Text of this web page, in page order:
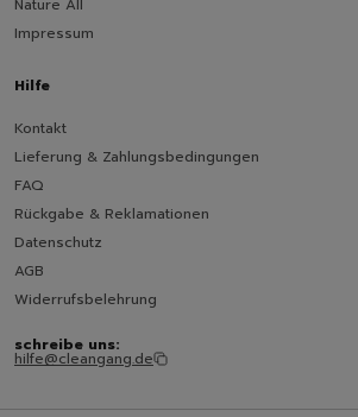
Nature All
Impressum
Hilfe
Kontakt
Lieferung & Zahlungsbedingungen
FAQ
Rückgabe & Reklamationen
Datenschutz
AGB
Widerrufsbelehrung
schreibe uns:
hilfe@cleangang.de